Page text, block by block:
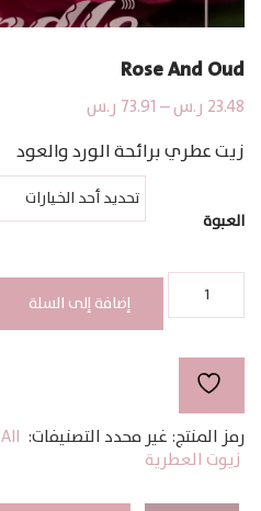
Rose And Oud
23.48 ر.س–
73.91 ر.سنطاق
من
خلال
زيت عطري برائحة الورد والعود
العبوة
and
إضافة إلى السلة
رمز المنتج: غير محدد التصنيفات: All
زيوت العطرية